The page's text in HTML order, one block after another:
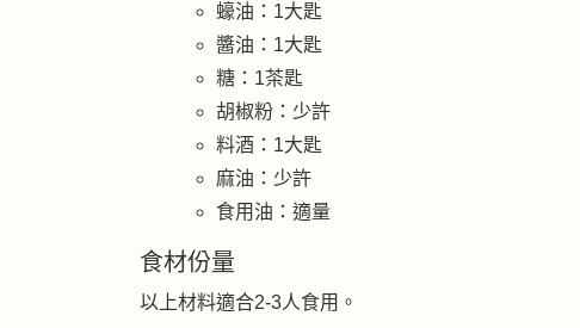
蠔油：1大匙
醬油：1大匙
糖：1茶匙
胡椒粉：少許
料酒：1大匙
麻油：少許
食用油：適量
食材份量
以上材料適合2-3人食用。